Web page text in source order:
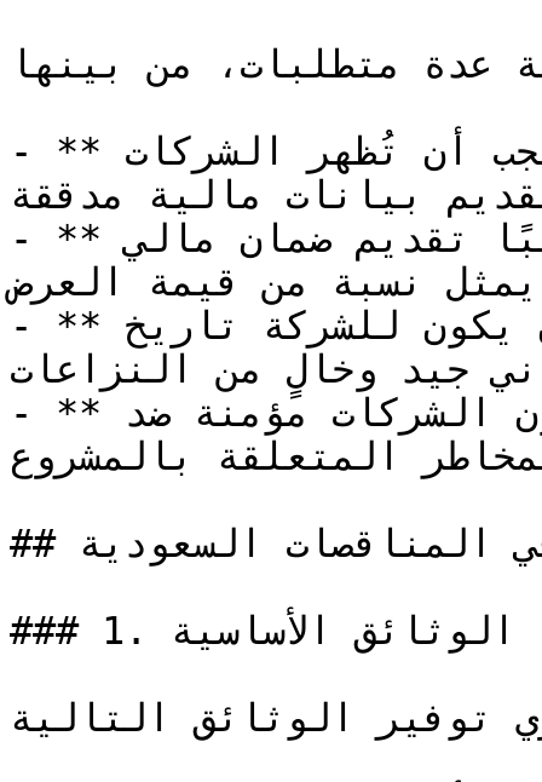
عدة متطلبات، من بينها:
- **الملاءة المالية**: يجب أن تُظهر الشركات
بيانات مالية مدققة.
- **الضمانات المالية**: يُطلب غالبًا تقديم ضمان مالي
يمثل نسبة من قيمة العرض.
- **السجل الائتماني**: يجب أن يكون للشركة تاريخ
جيد وخالٍ من النزاعات.
- **التأمين**: يُفضل أن تكون الشركات مؤمنة ضد
المتعلقة بالمشروع.
## الوثائق المطلوبة للمشاركة في المناقصات السعودية
### 1. الوثائق الأساسية
توفير الوثائق التالية: